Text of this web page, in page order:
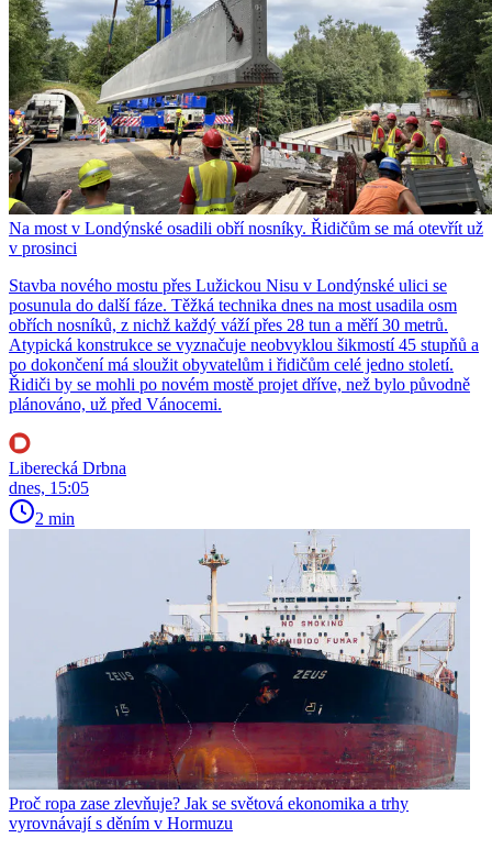
Na most v Londýnské osadili obří nosníky. Řidičům se má otevřít už
v prosinci
Stavba nového mostu přes Lužickou Nisu v Londýnské ulici se
posunula do další fáze. Těžká technika dnes na most usadila osm
obřích nosníků, z nichž každý váží přes 28 tun a měří 30 metrů.
Atypická konstrukce se vyznačuje neobvyklou šikmostí 45 stupňů a
po dokončení má sloužit obyvatelům i řidičům celé jedno století.
Řidiči by se mohli po novém mostě projet dříve, než bylo původně
plánováno, už před Vánocemi.
Liberecká Drbna
dnes, 15:05
2 min
Proč ropa zase zlevňuje? Jak se světová ekonomika a trhy
vyrovnávají s děním v Hormuzu